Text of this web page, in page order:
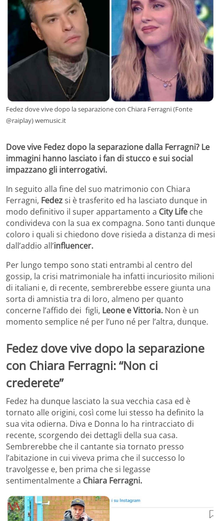
Fedez dove vive dopo la separazione con Chiara Ferragni (Fonte
@raiplay) wemusic.it
Dove vive Fedez dopo la separazione dalla Ferragni? Le
immagini hanno lasciato i fan di stucco e sui social
impazzano gli interrogativi.
In seguito alla fine del suo matrimonio con Chiara
Ferragni, Fedezsi è trasferito ed ha lasciato dunque in
modo definitivo il super appartamento a City Life che
condivideva con la sua ex compagna. Sono tanti dunque
coloro i quali si chiedono dove risieda a distanza di mesi
dall’addio all’influencer.
Per lungo tempo sono stati entrambi al centro del
gossip, la crisi matrimoniale ha infatti incuriosito milioni
di italiani e, di recente, sembrerebbe essere giunta una
sorta di amnistia tra di loro, almeno per quanto
concerne l’affido dei figli, Leone e Vittoria. Non è un
momento semplice né per l’uno né per l’altra, dunque.
Fedez dove vive dopo la separazione
con Chiara Ferragni: “Non ci
crederete”
Fedez ha dunque lasciato la sua vecchia casa ed è
tornato alle origini, così come lui stesso ha definito la
sua vita odierna. Diva e Donna lo ha rintracciato di
recente, scorgendo dei dettagli della sua casa.
Sembrerebbe che il cantante sia tornato presso
l’abitazione in cui viveva prima che il successo lo
travolgesse e, ben prima che si legasse
sentimentalmente a Chiara Ferragni.